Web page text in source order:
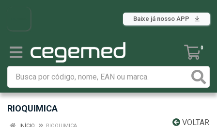
Baixe já nosso APP
0
RIOQUIMICA
VOLTAR